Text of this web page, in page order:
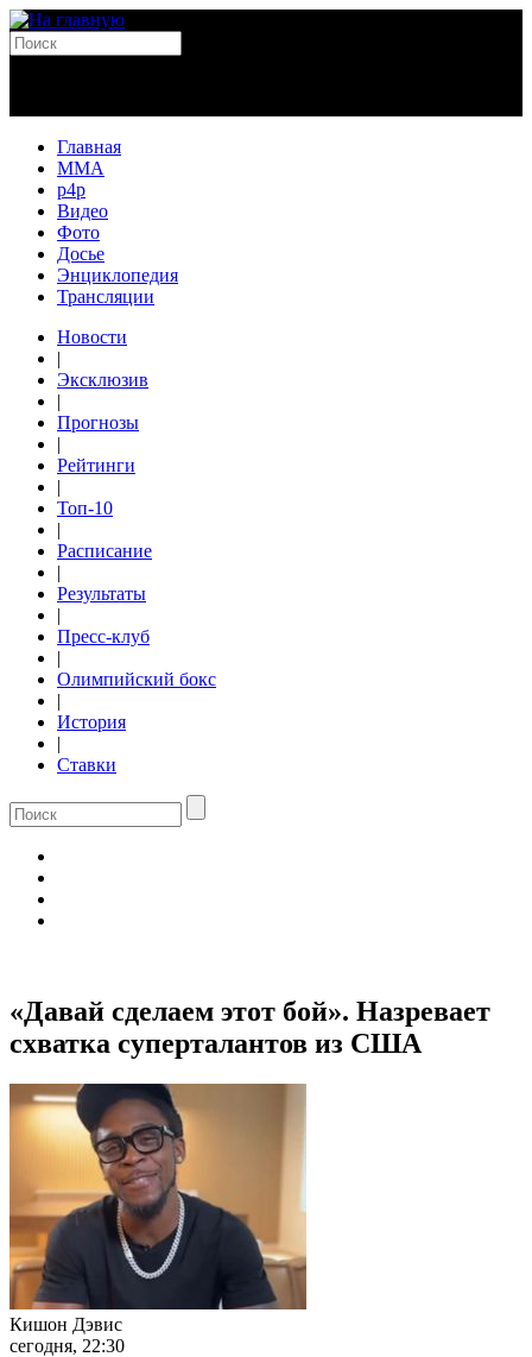
Главная
MMA
p4p
Видео
Фото
Досье
Энциклопедия
Трансляции
Новости
|
Эксклюзив
|
Прогнозы
|
Рейтинги
|
Топ-10
|
Расписание
|
Результаты
|
Пресс-клуб
|
Олимпийский бокс
|
История
|
Ставки
«Давай сделаем этот бой». Назревает
схватка суперталантов из США
Кишон Дэвис
сегодня, 22:30